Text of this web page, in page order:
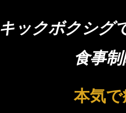
キックボクシグ
食事
本気